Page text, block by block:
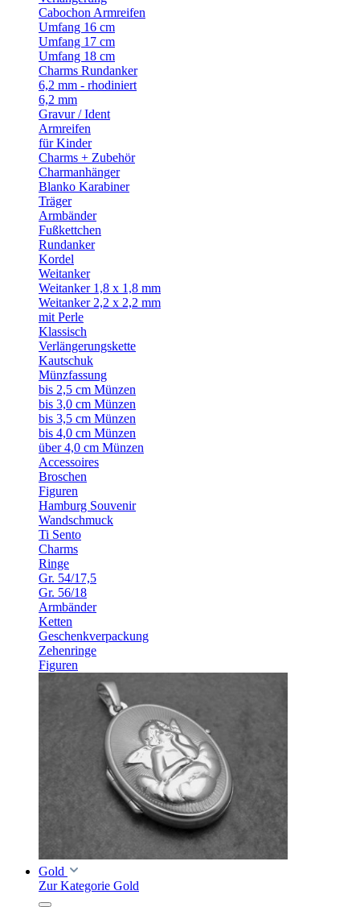
Cabochon Armreifen
Umfang 16 cm
Umfang 17 cm
Umfang 18 cm
Charms Rundanker
6,2 mm - rhodiniert
6,2 mm
Gravur / Ident
Armreifen
für Kinder
Charms + Zubehör
Charmanhänger
Blanko Karabiner
Träger
Armbänder
Fußkettchen
Rundanker
Kordel
Weitanker
Weitanker 1,8 x 1,8 mm
Weitanker 2,2 x 2,2 mm
mit Perle
Klassisch
Verlängerungskette
Kautschuk
Münzfassung
bis 2,5 cm Münzen
bis 3,0 cm Münzen
bis 3,5 cm Münzen
bis 4,0 cm Münzen
über 4,0 cm Münzen
Accessoires
Broschen
Figuren
Hamburg Souvenir
Wandschmuck
Ti Sento
Charms
Ringe
Gr. 54/17,5
Gr. 56/18
Armbänder
Ketten
Geschenkverpackung
Zehenringe
Figuren
Gold
Zur Kategorie Gold